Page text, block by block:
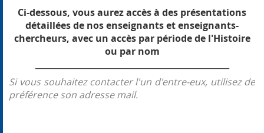
Ci-dessous, vous aurez accès à des présentations
détaillées de nos enseignants et enseignants-
chercheurs, avec un accès par période de l'Histoire
ou par nom
Si vous souhaitez contacter l'un d'entre-eux, utilisez de
préférence son adresse mail.